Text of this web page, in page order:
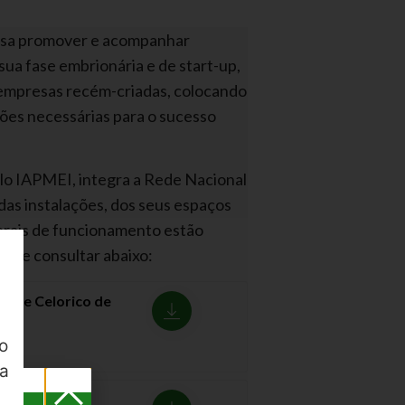
promover e acompanhar
fase embrionária e de start-up,
recém-criadas, colocando
necessárias para o sucesso
IAPMEI, integra a Rede Nacional
instalações, dos seus espaços
de funcionamento estão
consultar abaixo:
de Celorico de